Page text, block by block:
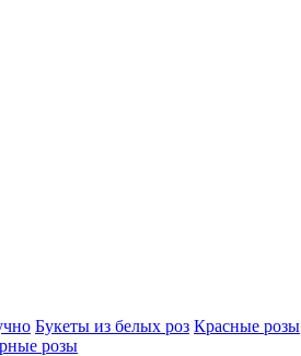
Букеты из белых роз Красные розы
розы